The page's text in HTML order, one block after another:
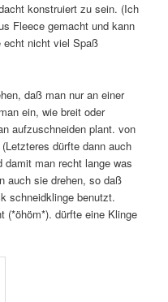
konstruiert zu sein. (Ich
Fleece gemacht und kann
echt nicht viel Spaß
daß man nur an einer
ein, wie breit oder
aufzuschneiden plant. von
dürfte dann auch
man recht lange was
auch sie drehen, so daß
schneidklinge benutzt.
(*öhöm*). dürfte eine Klinge